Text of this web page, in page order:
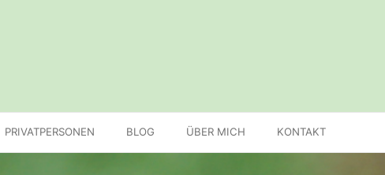
PRIVATPERSONEN BLOG ÜBER MICH KONTAKT